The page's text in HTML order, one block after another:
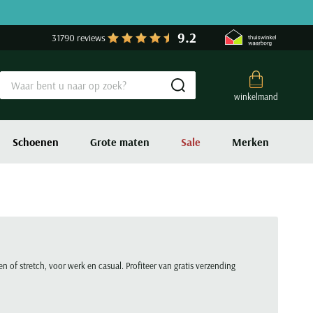
31790 reviews 9.2
winkelmand
Submit search
Schoenen Grote maten Sale Merken
of stretch, voor werk en casual. Profiteer van gratis verzending